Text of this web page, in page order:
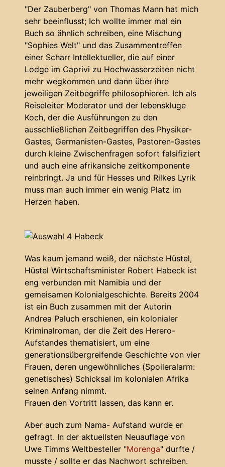
"Der Zauberberg" von Thomas Mann hat mich
sehr beeinflusst; Ich wollte immer mal ein
Buch so ähnlich schreiben, eine Mischung
"Sophies Welt" und das Zusammentreffen
einer Scharr Intellektueller, die auf einer
Lodge im Caprivi zu Hochwasserzeiten nicht
mehr wegkommen und dann über ihre
jeweiligen Zeitbegriffe philosophieren. Ich als
Reiseleiter Moderator und der lebenskluge
Koch, der die Ausführungen zu den
ausschließlichen Zeitbegriffen des Physiker-
Gastes, Germanisten-Gastes, Pastoren-Gastes
durch kleine Zwischenfragen sofort falsifiziert
und auch eine afrikansiche zeitkomponente
reinbringt. Ja und für Hesses und Rilkes Lyrik
muss man auch immer ein wenig Platz im
Herzen haben.
Was kaum jemand weiß, der nächste Hüstel,
Hüstel Wirtschaftsminister Robert Habeck ist
eng verbunden mit Namibia und der
gemeisamen Kolonialgeschichte. Bereits 2004
ist ein Buch zusammen mit der Autorin
Andrea Paluch erschienen, ein kolonialer
Kriminalroman, der die Zeit des Herero-
Aufstandes thematisiert, um eine
generationsübergreifende Geschichte von vier
Frauen, deren ungewöhnliches (Spoileralarm:
genetisches) Schicksal im kolonialen Afrika
seinen Anfang nimmt.
Frauen den Vortritt lassen, das kann er.
Aber auch zum Nama- Aufstand wurde er
gefragt. In der aktuellsten Neuauflage von
Uwe Timms Weltbesteller "Morenga" durfte /
musste / sollte er das Nachwort schreiben.